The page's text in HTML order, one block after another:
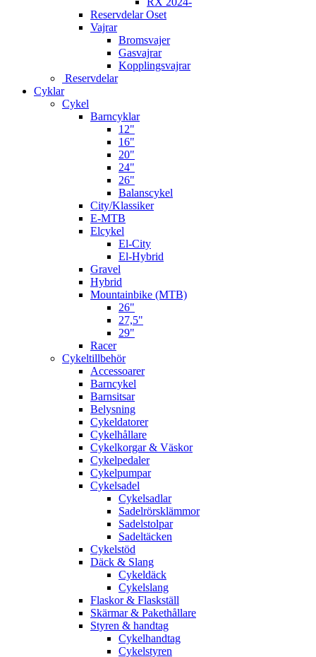
Reservdelar Oset
Vajrar
Bromsvajer
Gasvajrar
Kopplingsvajrar
Reservdelar
Cyklar
Cykel
Barncyklar
12"
16"
20"
24"
26"
Balanscykel
City/Klassiker
E-MTB
Elcykel
El-City
El-Hybrid
Gravel
Hybrid
Mountainbike (MTB)
26"
27,5"
29"
Racer
Cykeltillbehör
Accessoarer
Barncykel
Barnsitsar
Belysning
Cykeldatorer
Cykelhållare
Cykelkorgar & Väskor
Cykelpedaler
Cykelpumpar
Cykelsadel
Cykelsadlar
Sadelrörsklämmor
Sadelstolpar
Sadeltäcken
Cykelstöd
Däck & Slang
Cykeldäck
Cykelslang
Flaskor & Flaskställ
Skärmar & Pakethållare
Styren & handtag
Cykelhandtag
Cykelstyren